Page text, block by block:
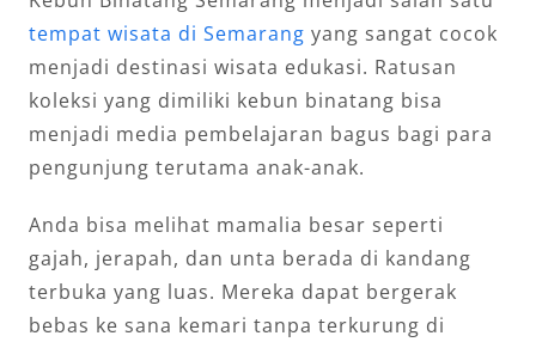
tempat wisata di Semarang yang sangat cocok
menjadi destinasi wisata edukasi. Ratusan
koleksi yang dimiliki kebun binatang bisa
menjadi media pembelajaran bagus bagi para
pengunjung terutama anak-anak.
Anda bisa melihat mamalia besar seperti
gajah, jerapah, dan unta berada di kandang
terbuka yang luas. Mereka dapat bergerak
bebas ke sana kemari tanpa terkurung di